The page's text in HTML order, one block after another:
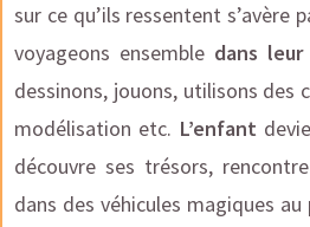
sur ce qu’ils ressentent s’avère
voyageons ensemble dans leur
dessinons, jouons, utilisons des
modélisation etc. L’enfant
découvre ses trésors,
dans des véhicules magiques